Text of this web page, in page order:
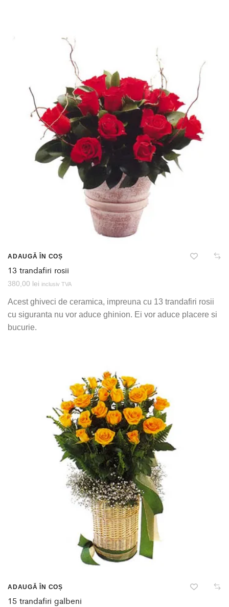
ADAUGĂ ÎN COȘ
13 trandafiri rosii
380,00 lei inclusiv TVA
Acest ghiveci de ceramica, impreuna cu 13 trandafiri rosii
cu siguranta nu vor aduce ghinion. Ei vor aduce placere si
bucurie.
ADAUGĂ ÎN COȘ
15 trandafiri galbeni